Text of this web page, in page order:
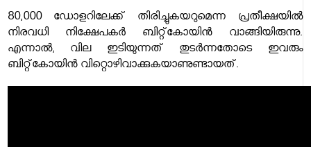
80,000 ഡോളറിലേക്ക് തിരിച്ചുകയറുമെന്ന പ്രതീക്ഷയിൽ
നിരവധി നിക്ഷേപകർ ബിറ്റ്കോയിൻ വാങ്ങിയിരുന്നു.
എന്നാൽ, വില ഇടിയുന്നത് തുടർന്നതോടെ ഇവരും
ബിറ്റ്കോയിൻ വിറ്റൊഴിവാക്കുകയാണുണ്ടായത്.